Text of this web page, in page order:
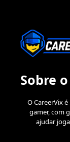
Sobre
O CareerVix
gamer, com
ajudar